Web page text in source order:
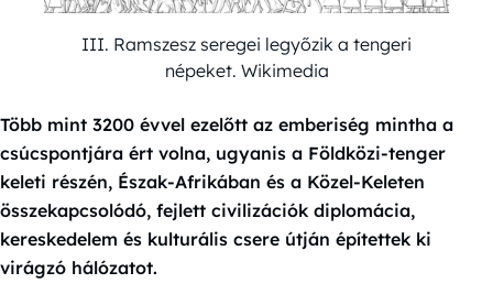
III. Ramszesz seregei legyőzik a tengeri
népeket. Wikimedia
Több mint 3200 évvel ezelőtt az emberiség mintha a
csúcspontjára ért volna, ugyanis a Földközi-tenger
keleti részén, Észak-Afrikában és a Közel-Keleten
összekapcsolódó, fejlett civilizációk diplomácia,
kereskedelem és kulturális csere útján építettek ki
virágzó hálózatot.